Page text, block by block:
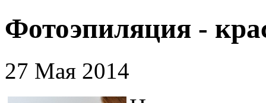
Фотоэпиляция -
27 Мая 2014